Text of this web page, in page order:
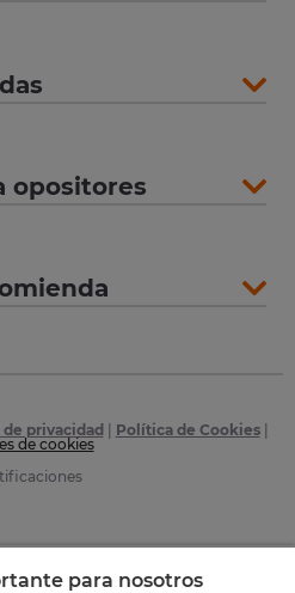
opositores
privacidad Política de Cookies|
de cookies
para nosotros